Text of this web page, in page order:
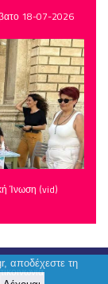
18-07-2026
Ίνωση (vid)
αποδέχεστε τη